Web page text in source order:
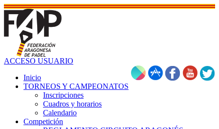
ACCESO USUARIO
Inicio
TORNEOS Y CAMPEONATOS
Inscripciones
Cuadros y horarios
Calendario
Competición